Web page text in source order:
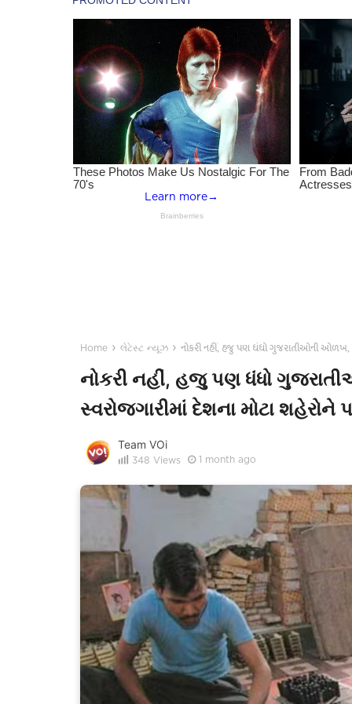
Home › લેટેસ્ટ ન્યૂઝ › નોકરી નહીં, હજુ પણ ધંધો ગુજરાતીઓની ઓળખ,
નોકરી નહીં, હજુ પણ ધંધો
સ્વરોજગારીમાં દેશના મોટા શહેરોને
Team VOi
348 Views 1 month ago